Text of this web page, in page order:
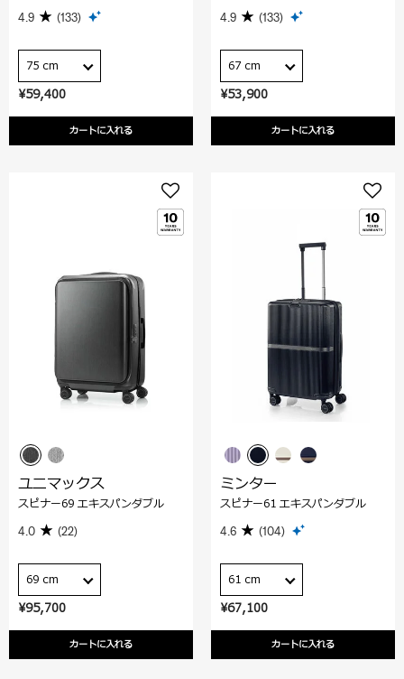
¥59,400
カートに入れる
4.9 (133)
75 cm
¥53,900
カートに入れる
4.9 (133)
67 cm
¥95,700
カートに入れる
ユニマックス
スピナー69 エキスパンダブル
4.0 (22)
69 cm
¥67,100
カートに入れる
ミンター
スピナー61 エキスパンダブル
4.6 (104)
61 cm